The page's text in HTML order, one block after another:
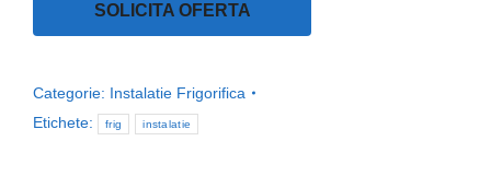
SOLICITA OFERTA
Categorie: Instalatie Frigorifica
Etichete:
frig instalatie